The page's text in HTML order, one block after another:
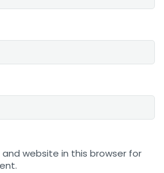
website in this browser for